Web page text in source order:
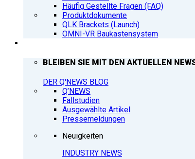
Häufig Gestellte Fragen (FAQ)
Produktdokumente
QLK Brackets (Launch)
OMNI-VR Baukastensystem
BLEIBEN SIE MIT DEN AKTUELLEN
DER Q'NEWS BLOG
Q’NEWS
Fallstudien
Ausgewählte Artikel
Pressemeldungen
Neuigkeiten
INDUSTRY NEWS